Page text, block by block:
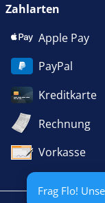
Frag Flo!
Zahlarten
Apple Pay
PayPal
Kreditkarte
Rechnung
Vorkasse